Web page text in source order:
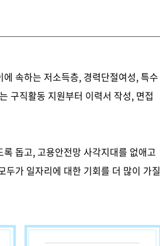
속하는 저소득층, 경력단절여성, 특수
구직활동 지원부터 이력서 작성, 면접
돕고, 고용안전망 사각지대를 없애고
가 일자리에 대한 기회를 더 많이 가질